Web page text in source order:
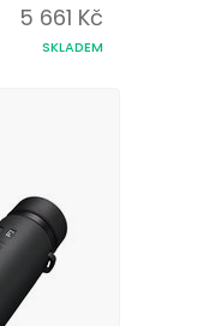
5 661 Kč
SKLADEM